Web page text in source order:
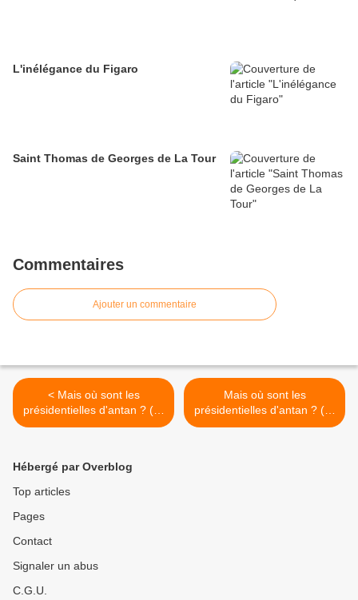
L'inélégance du Figaro
Saint Thomas de Georges de La Tour
Commentaires
Ajouter un commentaire
< Mais où sont les
présidentielles d'antan ? (6)
!Nouvelle édition)
Mais où sont les
présidentielles d'antan ? (8)
>
Hébergé par Overblog
Top articles
Pages
Contact
Signaler un abus
C.G.U.